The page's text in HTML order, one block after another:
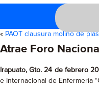
« PAOT clausura molino de
Atrae Foro
Irapuato, Gto. 24 de febrero
e Internacional de Enfermería